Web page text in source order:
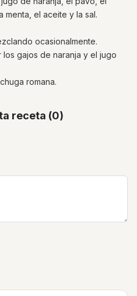
menta, el aceite y la sal.
ocasionalmente.
gajos de naranja y el jugo
romana.
receta (0)